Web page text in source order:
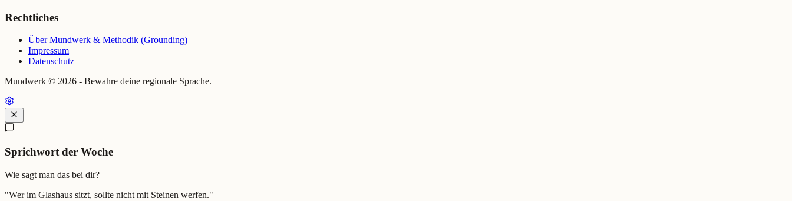
Rechtliches
Über Mundwerk & Methodik (Grounding)
Impressum
Datenschutz
Mundwerk © 2026 - Bewahre deine regionale Sprache.
Sprichwort der Woche
Wie sagt man das bei dir?
"Wer im Glashaus sitzt, sollte nicht mit Steinen werfen."